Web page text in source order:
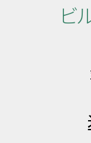
ビ